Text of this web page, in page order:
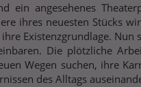
ein angesehenes
ihres neuesten Stücks
Existenzgrundlage.
Die plötzliche
Wegen suchen, ihre
des Alltags